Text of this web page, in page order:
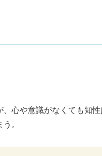
心や意識がなくても知性
。